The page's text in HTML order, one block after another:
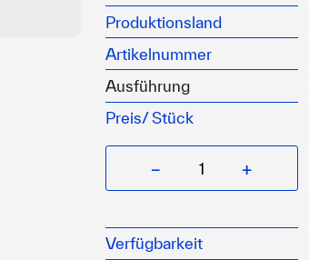
Produktionsland
Artikelnummer
Ausführung
Preis/Stück
− +
Verfügbarkeit